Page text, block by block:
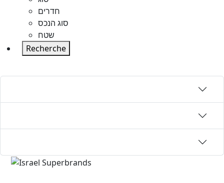
חדרים
סוג הנכס
שטח
Recherche